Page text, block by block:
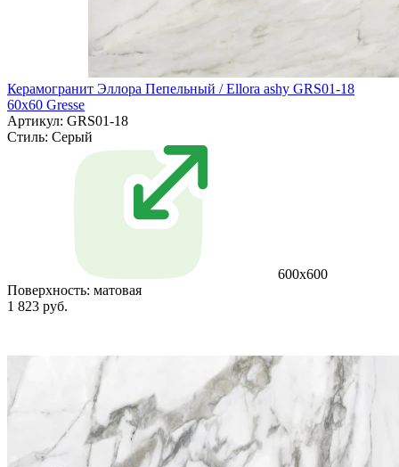
Керамогранит Эллора Пепельный / Ellora ashy GRS01-18
60х60 Gresse
Артикул: GRS01-18
Стиль: Серый
600х600
Поверхность: матовая
1 823 руб.